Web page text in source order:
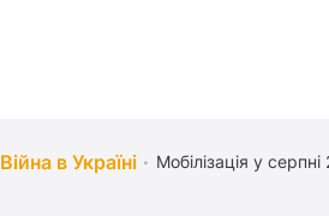
Війна в Україні Мобілізація у